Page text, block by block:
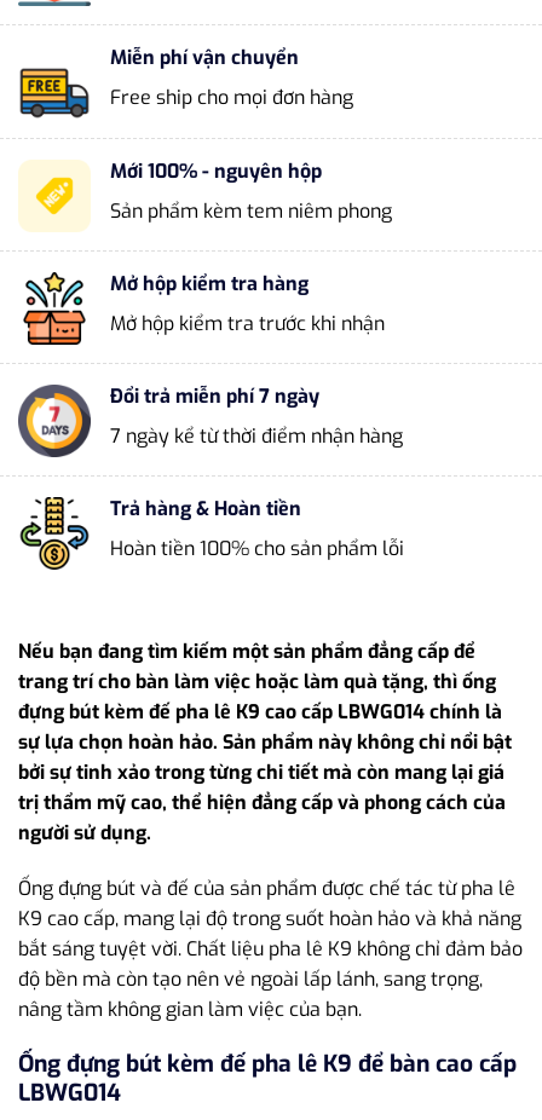
Miễn phí vận chuyển
Free ship cho mọi đơn hàng
Mới 100% - nguyên hộp
Sản phẩm kèm tem niêm phong
Mở hộp kiểm tra hàng
Mở hộp kiểm tra trước khi nhận
Đổi trả miễn phí 7 ngày
7 ngày kể từ thời điểm nhận hàng
Trả hàng & Hoàn tiền
Hoàn tiền 100% cho sản phẩm lỗi
Nếu bạn đang tìm kiếm một sản phẩm đẳng cấp để
trang trí cho bàn làm việc hoặc làm quà tặng, thì ống
đựng bút kèm đế pha lê K9 cao cấp LBWG014 chính là
sự lựa chọn hoàn hảo. Sản phẩm này không chỉ nổi bật
bởi sự tinh xảo trong từng chi tiết mà còn mang lại giá
trị thẩm mỹ cao, thể hiện đẳng cấp và phong cách của
người sử dụng.
Ống đựng bút và đế của sản phẩm được chế tác từ pha lê
K9 cao cấp, mang lại độ trong suốt hoàn hảo và khả năng
bắt sáng tuyệt vời. Chất liệu pha lê K9 không chỉ đảm bảo
độ bền mà còn tạo nên vẻ ngoài lấp lánh, sang trọng,
nâng tầm không gian làm việc của bạn.
Ống đựng bút kèm đế pha lê K9 để bàn cao cấp
LBWG014